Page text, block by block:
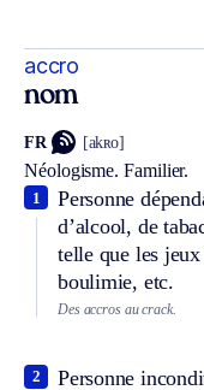
accro
nom
FR [akʀo]
Néologisme. Familier.
Personne
d’alcool, de
telle que les
boulimie, etc.
1
Des accros au crack.
Personne
2